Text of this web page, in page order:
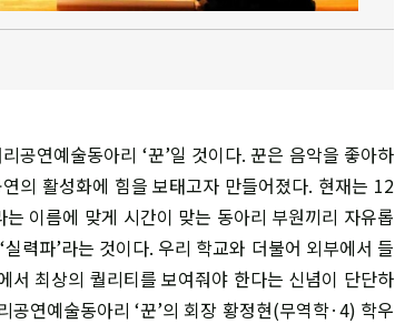
공연예술동아리 ‘꾼’일 것이다. 꾼은 음악을 좋아하
의 활성화에 힘을 보태고자 만들어졌다. 현재는 12
이름에 맞게 시간이 맞는 동아리 부원끼리 자유롭
력파’라는 것이다. 우리 학교와 더불어 외부에서 들
최상의 퀄리티를 보여줘야 한다는 신념이 단단하
연예술동아리 ‘꾼’의 회장 황정현(무역학·4) 학우